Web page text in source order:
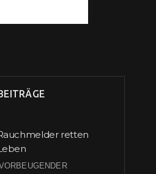
retten